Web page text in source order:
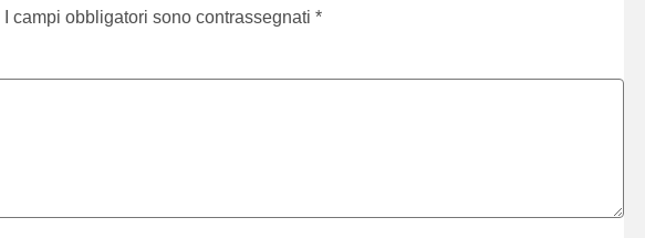
I campi obbligatori sono contrassegnati *